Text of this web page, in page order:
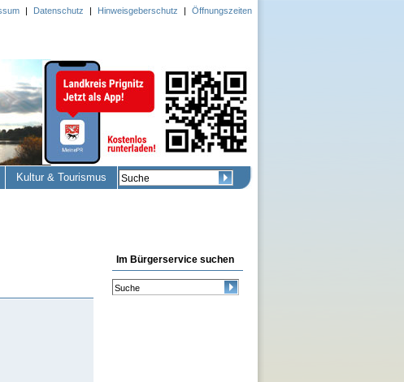
Im Bürgerservice suchen
| Datenschutz | Hinweisgeberschutz | Öffnungszeiten
Kultur & Tourismus